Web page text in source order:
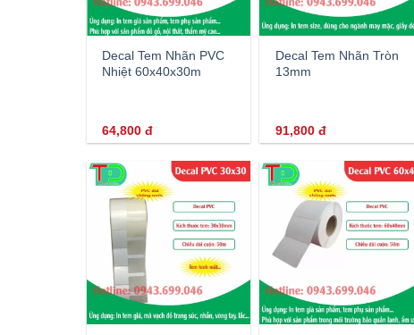
Decal Tem Nhãn PVC
Nhiệt 60x40x30m
64,800đ
Decal Tem Nhãn Tròn
13mm
91,800 đ